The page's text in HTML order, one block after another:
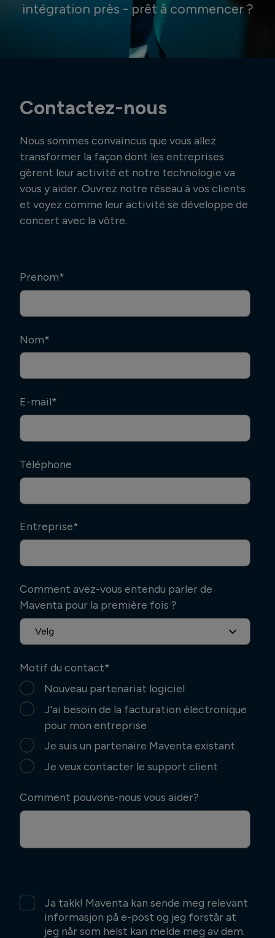
intégration près - prêt à commencer ?
Contactez-nous
Nous sommes convaincus que vous allez
transformer la façon dont les entreprises
gèrent leur activité et notre technologie va
vous y aider. Ouvrez notre réseau à vos clients
et voyez comme leur activité se développe de
concert avec la vôtre.
Prenom*
Nom*
E-mail*
Téléphone
Entreprise*
Comment avez-vous entendu parler de
Maventa pour la première fois ?
Motif du contact*
Nouveau partenariat logiciel
J'ai besoin de la facturation électronique
pour mon entreprise
Je suis un partenaire Maventa existant
Je veux contacter le support client
Comment pouvons-nous vous aider?
Ja takk! Maventa kan sende meg relevant
informasjon på e-post og jeg forstår at
jeg når som helst kan melde meg av dem.